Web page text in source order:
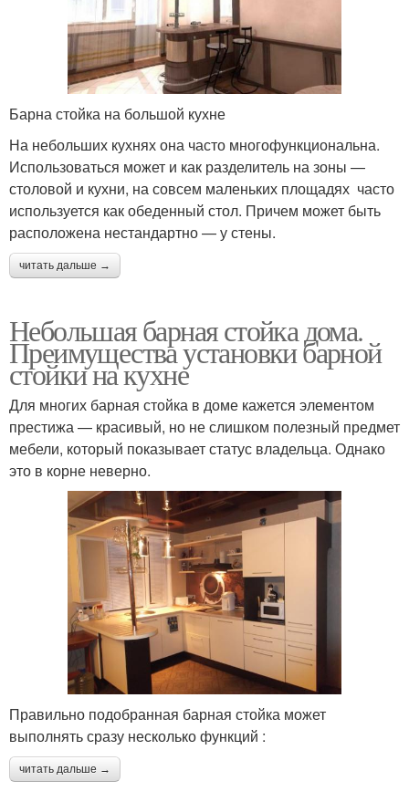
Барна стойка на большой кухне
На небольших кухнях она часто многофункциональна.
Использоваться может и как разделитель на зоны —
столовой и кухни, на совсем маленьких площадях часто
используется как обеденный стол. Причем может быть
расположена нестандартно — у стены.
читать дальше →
Небольшая барная стойка дома.
Преимущества установки барной
стойки на кухне
Для многих барная стойка в доме кажется элементом
престижа — красивый, но не слишком полезный предмет
мебели, который показывает статус владельца. Однако
это в корне неверно.
Правильно подобранная барная стойка может
выполнять сразу несколько функций :
читать дальше →